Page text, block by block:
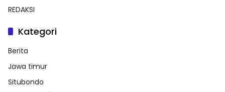
REDAKSI
Kategori
Berita
Jawa timur
Situbondo